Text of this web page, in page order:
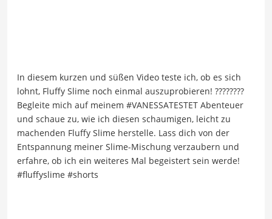
In diesem kurzen und süßen Video teste ich, ob es sich
lohnt, Fluffy Slime noch einmal auszuprobieren! ????????
Begleite mich auf meinem #VANESSATESTET Abenteuer
und schaue zu, wie ich diesen schaumigen, leicht zu
machenden Fluffy Slime herstelle. Lass dich von der
Entspannung meiner Slime-Mischung verzaubern und
erfahre, ob ich ein weiteres Mal begeistert sein werde!
#fluffyslime #shorts